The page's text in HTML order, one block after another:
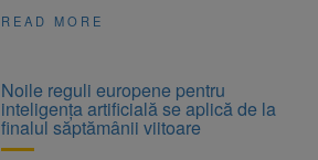
READ MORE
Noile reguli europene pentru
inteligența artificială se aplică de la
finalul săptămânii viitoare